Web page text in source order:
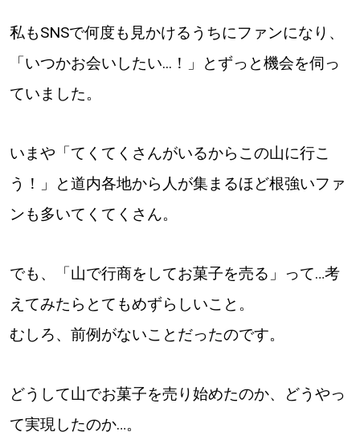
私もSNSで何度も見かけるうちにファンになり、
「いつかお会いしたい...！」とずっと機会を伺っ
ていました。
いまや「てくてくさんがいるからこの山に行こ
う！」と道内各地から人が集まるほど根強いファ
ンも多いてくてくさん。
でも、「山で行商をしてお菓子を売る」って…考
えてみたらとてもめずらしいこと。
むしろ、前例がないことだったのです。
どうして山でお菓子を売り始めたのか、どうやっ
て実現したのか…。